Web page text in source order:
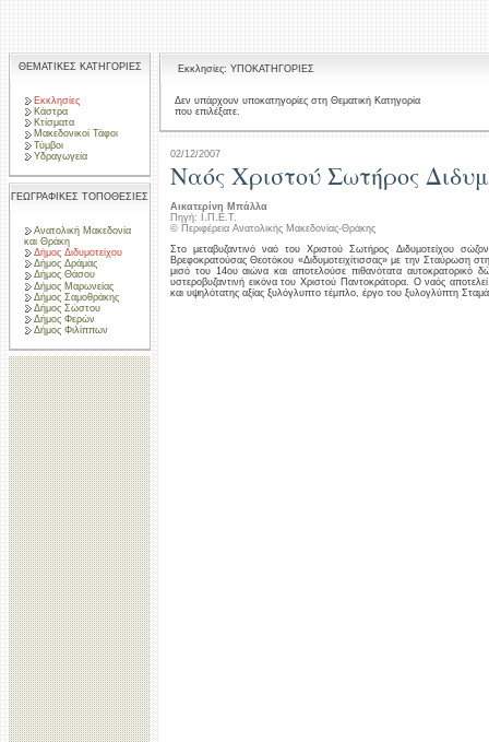
ΘΕΜΑΤΙΚΕΣ ΚΑΤΗΓΟΡΙΕΣ
Εκκλησίες
Κάστρα
Κτίσματα
Μακεδονικοί Τάφοι
Τύμβοι
Υδραγωγεία
ΓΕΩΓΡΑΦΙΚΕΣ ΤΟΠΟΘΕΣΙΕΣ
Ανατολική Μακεδονία
και Θράκη
Δήμος Διδυμοτείχου
Δήμος Δράμας
Δήμος Θάσου
Δήμος Μαρωνείας
Δήμος Σαμοθράκης
Δήμος Σώστου
Δήμος Φερών
Δήμος Φιλίππων
Εκκλησίες: ΥΠΟΚΑΤΗΓΟΡΙΕΣ
Δεν υπάρχουν υποκατηγορίες στη Θεματική Κατηγορία
που επιλέξατε.
02/12/2007
Ναός Χριστού Σωτήρος
Αικατερίνη Μπάλλα
Πηγή: Ι.Π.Ε.Τ.
© Περιφέρεια Ανατολικής Μακεδονίας-Θράκης
Στο μεταβυζαντινό ναό του Χριστού Σωτήρος Διδυμοτείχου
Βρεφοκρατούσας Θεοτόκου «Διδυμοτειχίτισσας» με την Σταύρωση
μισό του 14ου αιώνα και αποτελούσε πιθανότατα
υστεροβυζαντινή εικόνα του Χριστού Παντοκράτορα. Ο ναός
και υψηλότατης αξίας ξυλόγλυπτο τέμπλο, έργο του ξυλογλύπτη